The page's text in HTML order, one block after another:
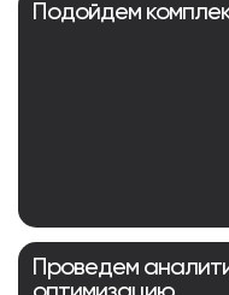
Подойдем
Проведем